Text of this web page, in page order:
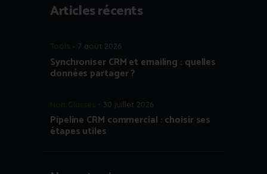
Articles récents
Tools 7 août 2026
Synchroniser CRM et emailing : quelles
données partager ?
Non Classés 30 juillet 2026
Pipeline CRM commercial : choisir ses
étapes utiles